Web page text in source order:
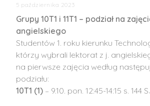
5 października 2023
Grupy 10T1 i 11T1 – podział na
angielskiego
Studentów 1. roku kierunku
którzy wybrali lektorat z j.
na pierwsze zajęcia według
podziału:
10T1 (1) – 9.10. pon. 12:45-14:15 s. 144